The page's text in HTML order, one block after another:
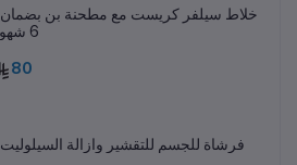
6 شهور
80
• فرشاة للجسم للتقشير وازالة السيلوليت